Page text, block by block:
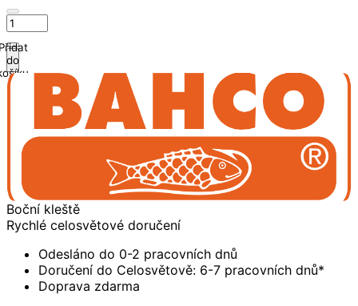
do
Boční kleště
Rychlé celosvětové doručení
Odesláno do 0-2 pracovních dnů
Doručení do Celosvětově: 6-7 pracovních dnů*
Doprava zdarma